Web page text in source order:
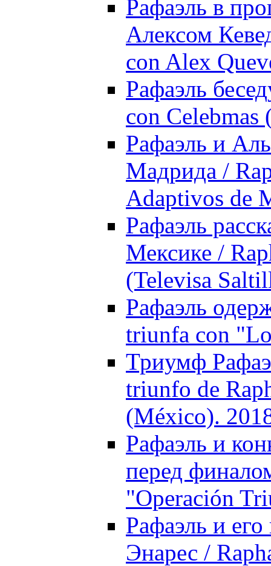
Рафаэль в
Алексом
con Alex
Рафаэль
con Celebmas
Рафаэль и
Мадрида /
Adaptivos de
Рафаэль
Мексике /
(Televisa
Рафаэль
triunfa con
Триумф
triunfo de
(México).
Рафаэль и
перед
"Operación
Рафаэль и
Энарес /